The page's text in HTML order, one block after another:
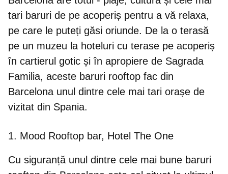
tari baruri de pe acoperiș pentru a vă relaxa,
pe care le puteți găsi oriunde. De la o terasă
pe un muzeu la hoteluri cu terase pe acoperiș
în cartierul gotic și în apropiere de Sagrada
Familia, aceste baruri rooftop fac din
Barcelona unul dintre cele mai tari orașe de
vizitat din Spania.
1. Mood Rooftop bar, Hotel The One
Cu siguranță unul dintre cele mai bune baruri